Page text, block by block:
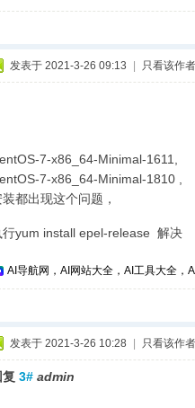
发表于 2021-3-26 09:13 只看该作者
7-x86_64-Minimal-1611,
7-x86_64-Minimal-1810 ,
都出现这个问题，
行yum install epel-release 解决
AI导航网，AI网站大全，AI工具大全，
发表于 2021-3-26 10:28 只看该作者
复 3# admin